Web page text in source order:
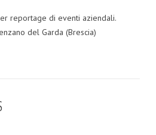
reportage di eventi aziendali.
del Garda (Brescia)